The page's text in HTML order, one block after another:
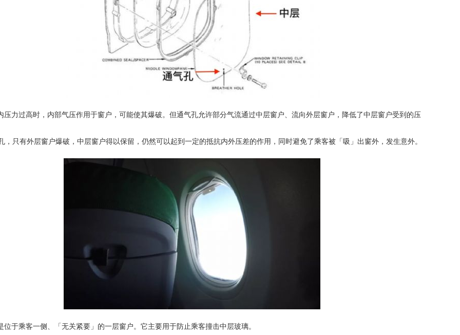
压力过高时，内部气压作用于窗户，可能使其爆破。但通气孔允许部分气流通过中层窗户、流向外层窗户，降低了中层窗户受到的压
只有外层窗户爆破，中层窗户得以保留，仍然可以起到一定的抵抗内外压差的作用，同时避免了乘客被「吸」出窗外，发生意外。
位于乘客一侧、「无关紧要」的一层窗户。它主要用于防止乘客撞击中层玻璃。